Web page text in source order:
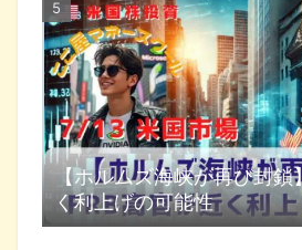
【ホルムズ海峡が再び封鎖
く利上げの可能性